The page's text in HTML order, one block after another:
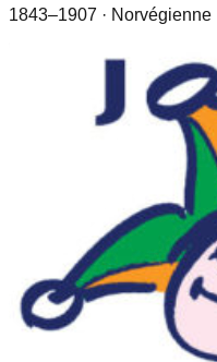
1843–1907 · Norvégienne